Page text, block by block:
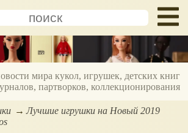
мира кукол, игрушек, детских книг
партворков, коллекционирования
Лучшие игрушки на Новый 2019